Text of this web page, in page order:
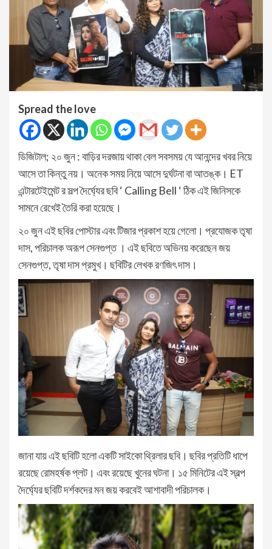
Spread the love
ডিজিটাল; ২০ জুন : বাড়ির দরজায় থাকা বেল সবসময় যে আনন্দের খবর নিয়ে
আসে তা কিন্তু নয়। অনেক সময় নিয়ে আসে দুর্ঘটনা বা আতঙ্ক। ET
এন্টারটেইমেন্ট র সল্প দৈর্ঘ্যের ছবি ‘ Calling Bell ‘ ঠিক এই জিনিসকে
সামনে রেখেই তৈরি করা হয়েছে।
২০ জুন এই ছবির পোস্টার এবং টিজার প্রকাশ হয়ে গেলো। প্রযোজক তৃষা
দাস, পরিচালক অরূপ সেনগুপ্ত । এই ছবিতে অভিনয় করেছেন জয়
সেনগুপ্ত, তৃষা দাস প্রমুখ। ছবিটির লেখক রণজিৎ দাস।
জানা যায় এই ছবিটি হলো একটি সাইকো থ্রিলার ছবি। ছবির প্রতিটি ধাপে
রয়েছে রোমহর্ষক প্লট। এবং রয়েছে খুনের ঘটনা। ১৫ মিনিটের এই স্বল্প
দৈর্ঘ্যের ছবিটি দর্শকদের মন জয় করবেই আশাবাদী পরিচালক।